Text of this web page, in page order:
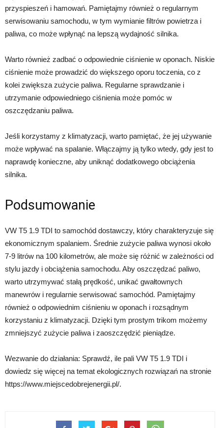
przyspieszeń i hamowań. Pamiętajmy również o regularnym
serwisowaniu samochodu, w tym wymianie filtrów powietrza i
paliwa, co może wpłynąć na lepszą wydajność silnika.
Warto również zadbać o odpowiednie ciśnienie w oponach. Niskie
ciśnienie może prowadzić do większego oporu toczenia, co z
kolei zwiększa zużycie paliwa. Regularne sprawdzanie i
utrzymanie odpowiedniego ciśnienia może pomóc w
oszczędzaniu paliwa.
Jeśli korzystamy z klimatyzacji, warto pamiętać, że jej używanie
może wpływać na spalanie. Włączajmy ją tylko wtedy, gdy jest to
naprawdę konieczne, aby uniknąć dodatkowego obciążenia
silnika.
Podsumowanie
VW T5 1.9 TDI to samochód dostawczy, który charakteryzuje się
ekonomicznym spalaniem. Średnie zużycie paliwa wynosi około
7-9 litrów na 100 kilometrów, ale może się różnić w zależności od
stylu jazdy i obciążenia samochodu. Aby oszczędzać paliwo,
warto utrzymywać stałą prędkość, unikać gwałtownych
manewrów i regularnie serwisować samochód. Pamiętajmy
również o odpowiednim ciśnieniu w oponach i rozsądnym
korzystaniu z klimatyzacji. Dzięki tym prostym trikom możemy
zmniejszyć zużycie paliwa i zaoszczędzić pieniądze.
Wezwanie do działania: Sprawdź, ile pali VW T5 1.9 TDI i
dowiedz się więcej na temat ekologicznych rozwiązań na stronie
https://www.miejscedobrejenergii.pl/.